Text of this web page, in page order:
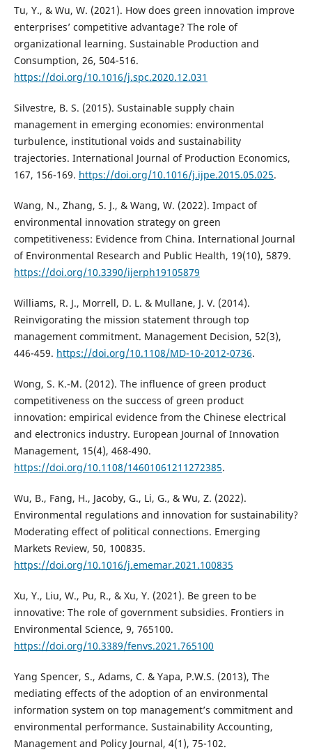
Tu, Y., & Wu, W. (2021). How does green innovation improve
enterprises’ competitive advantage? The role of
organizational learning. Sustainable Production and
Consumption, 26, 504-516.
https://doi.org/10.1016/j.spc.2020.12.031
Silvestre, B. S. (2015). Sustainable supply chain
management in emerging economies: environmental
turbulence, institutional voids and sustainability
trajectories. International Journal of Production Economics,
167, 156-169. https://doi.org/10.1016/j.ijpe.2015.05.025.
Wang, N., Zhang, S. J., & Wang, W. (2022). Impact of
environmental innovation strategy on green
competitiveness: Evidence from China. International Journal
of Environmental Research and Public Health, 19(10), 5879.
https://doi.org/10.3390/ijerph19105879
Williams, R. J., Morrell, D. L. & Mullane, J. V. (2014).
Reinvigorating the mission statement through top
management commitment. Management Decision, 52(3),
446-459. https://doi.org/10.1108/MD-10-2012-0736.
Wong, S. K.-M. (2012). The influence of green product
competitiveness on the success of green product
innovation: empirical evidence from the Chinese electrical
and electronics industry. European Journal of Innovation
Management, 15(4), 468-490.
https://doi.org/10.1108/14601061211272385.
Wu, B., Fang, H., Jacoby, G., Li, G., & Wu, Z. (2022).
Environmental regulations and innovation for sustainability?
Moderating effect of political connections. Emerging
Markets Review, 50, 100835.
https://doi.org/10.1016/j.ememar.2021.100835
Xu, Y., Liu, W., Pu, R., & Xu, Y. (2021). Be green to be
innovative: The role of government subsidies. Frontiers in
Environmental Science, 9, 765100.
https://doi.org/10.3389/fenvs.2021.765100
Yang Spencer, S., Adams, C. & Yapa, P.W.S. (2013), The
mediating effects of the adoption of an environmental
information system on top management’s commitment and
environmental performance. Sustainability Accounting,
Management and Policy Journal, 4(1), 75-102.